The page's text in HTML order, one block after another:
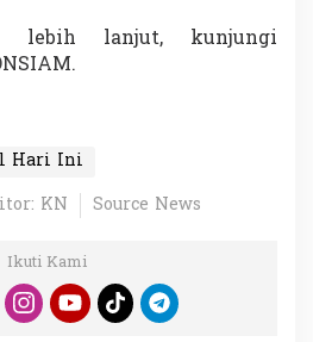
lebih lanjut, kunjungi
Hari Ini
KN Source News
Ikuti Kami